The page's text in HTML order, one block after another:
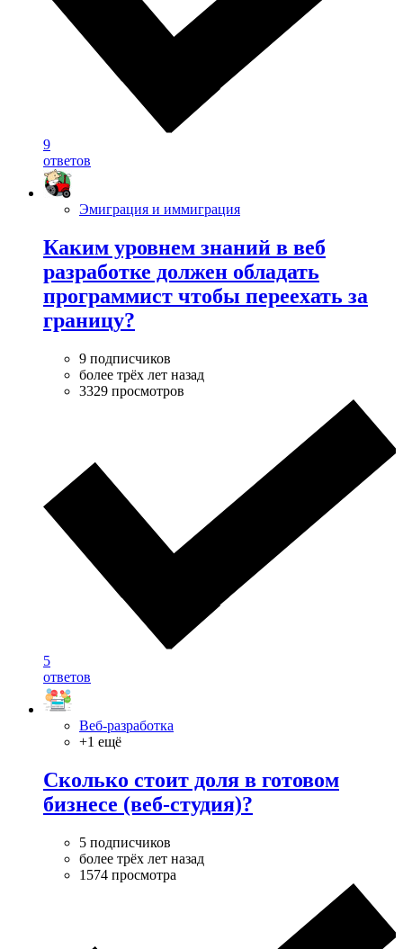
9
ответов
Эмиграция и иммиграция
Каким уровнем знаний в веб
разработке должен обладать
программист чтобы переехать за
границу?
9 подписчиков
более трёх лет назад
3329 просмотров
5
ответов
Веб-разработка
+1 ещё
Сколько стоит доля в готовом
бизнесе (веб-студия)?
5 подписчиков
более трёх лет назад
1574 просмотра